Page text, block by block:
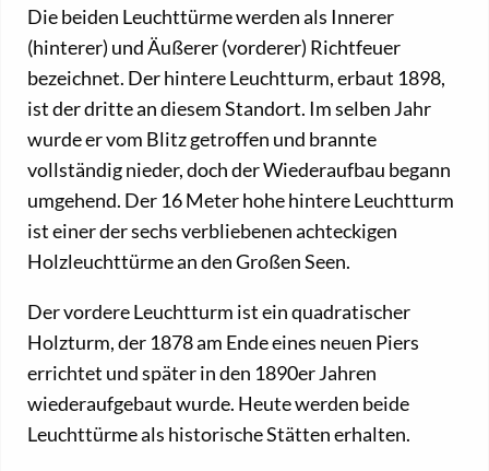
Die beiden Leuchttürme werden als Innerer
(hinterer) und Äußerer (vorderer) Richtfeuer
bezeichnet. Der hintere Leuchtturm, erbaut 1898,
ist der dritte an diesem Standort. Im selben Jahr
wurde er vom Blitz getroffen und brannte
vollständig nieder, doch der Wiederaufbau begann
umgehend. Der 16 Meter hohe hintere Leuchtturm
ist einer der sechs verbliebenen achteckigen
Holzleuchttürme an den Großen Seen.
Der vordere Leuchtturm ist ein quadratischer
Holzturm, der 1878 am Ende eines neuen Piers
errichtet und später in den 1890er Jahren
wiederaufgebaut wurde. Heute werden beide
Leuchttürme als historische Stätten erhalten.